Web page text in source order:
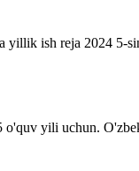
yillik ish reja 2024
yili uchun.